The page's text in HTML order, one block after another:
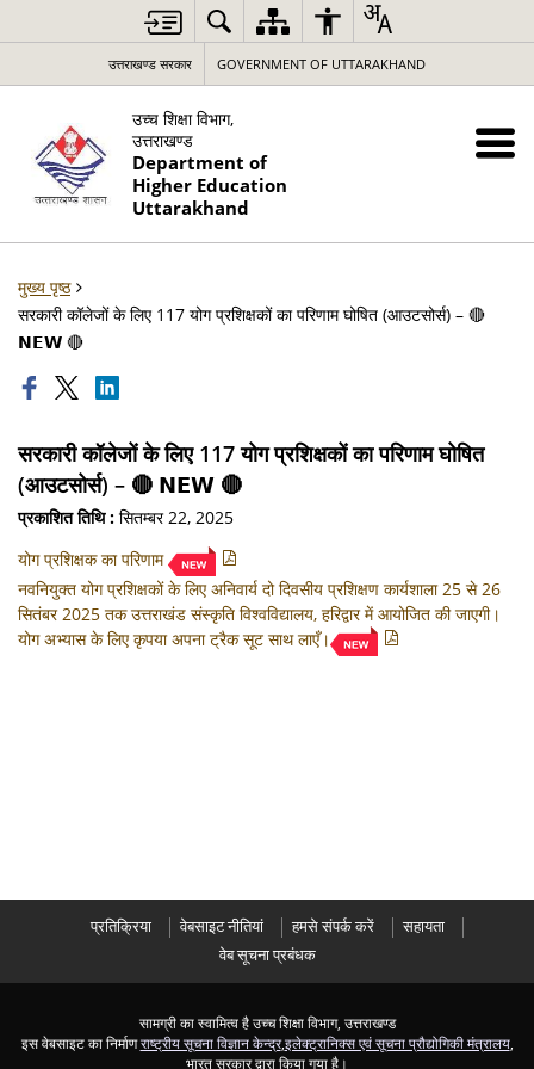
उत्तराखण्ड सरकार GOVERNMENT OF UTTARAKHAND
उच्च शिक्षा विभाग,
उत्तराखण्ड
Department of
Higher Education
Uttarakhand
मुख्य पृष्ठ
सरकारी कॉलेजों के लिए 117 योग प्रशिक्षकों का परिणाम घोषित (आउटसोर्स) – 🔴
𝗡𝗘𝗪 🔴
सरकारी कॉलेजों के लिए 117 योग प्रशिक्षकों का परिणाम घोषित
(आउटसोर्स) – 🔴 𝗡𝗘𝗪 🔴
प्रकाशित तिथि : सितम्बर 22, 2025
योग प्रशिक्षक का परिणाम
नवनियुक्त योग प्रशिक्षकों के लिए अनिवार्य दो दिवसीय प्रशिक्षण कार्यशाला 25 से 26
सितंबर 2025 तक उत्तराखंड संस्कृति विश्वविद्यालय, हरिद्वार में आयोजित की जाएगी।
योग अभ्यास के लिए कृपया अपना ट्रैक सूट साथ लाएँ।
प्रतिक्रिया वेबसाइट नीतियां हमसे संपर्क करें
सहायता
वेब सूचना प्रबंधक
सामग्री का स्वामित्व है उच्च शिक्षा विभाग, उत्तराखण्ड
इस वेबसाइट का निर्माणराष्ट्रीय सूचना विज्ञान केन्द्र,इलेक्ट्रानिक्स एवं सूचना प्रौद्योगिकी मंत्रालय,
भारत सरकार द्वारा किया गया है।